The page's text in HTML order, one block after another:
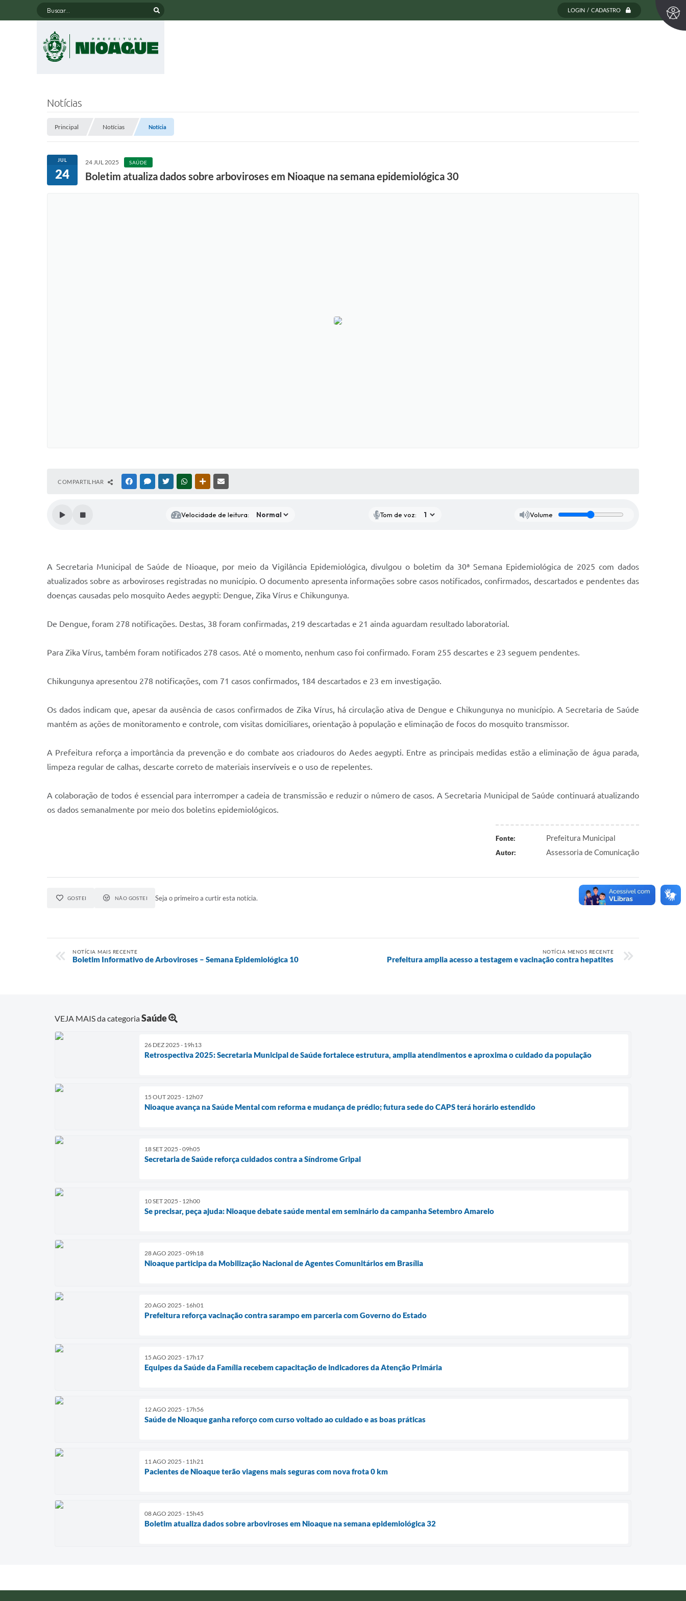
LOGIN / CADASTRO
Buscar...
Notícias
Principal Notícias Notícia
JUL
24
24 JUL 2025 SAÚDE
Boletim atualiza dados sobre arboviroses em Nioaque na semana epidemiológica 30
COMPARTILHAR FACEBOOKMESSENGER
TWITTERWHATSAPPOUTRAS MÍDIAS
Velocidade de leitura: Tom de voz: Volume
A Secretaria Municipal de Saúde de Nioaque, por meio da Vigilância Epidemiológica, divulgou o boletim da 30ª Semana Epidemiológica de 2025 com dados
atualizados sobre as arboviroses registradas no município. O documento apresenta informações sobre casos notificados, confirmados, descartados e pendentes das
doenças causadas pelo mosquito Aedes aegypti: Dengue, Zika Vírus e Chikungunya.
De Dengue, foram 278 notificações. Destas, 38 foram confirmadas, 219 descartadas e 21 ainda aguardam resultado laboratorial.
Para Zika Vírus, também foram notificados 278 casos. Até o momento, nenhum caso foi confirmado. Foram 255 descartes e 23 seguem pendentes.
Chikungunya apresentou 278 notificações, com 71 casos confirmados, 184 descartados e 23 em investigação.
Os dados indicam que, apesar da ausência de casos confirmados de Zika Vírus, há circulação ativa de Dengue e Chikungunya no município. A Secretaria de Saúde
mantém as ações de monitoramento e controle, com visitas domiciliares, orientação à população e eliminação de focos do mosquito transmissor.
A Prefeitura reforça a importância da prevenção e do combate aos criadouros do Aedes aegypti. Entre as principais medidas estão a eliminação de água parada,
limpeza regular de calhas, descarte correto de materiais inservíveis e o uso de repelentes.
A colaboração de todos é essencial para interromper a cadeia de transmissão e reduzir o número de casos. A Secretaria Municipal de Saúde continuará atualizando
os dados semanalmente por meio dos boletins epidemiológicos.
Fonte: Prefeitura Municipal
Autor: Assessoria de Comunicação
GOSTEI NÃO GOSTEI Seja o primeiro a curtir esta notícia.
NOTÍCIA MAIS RECENTE
Boletim Informativo de Arboviroses – Semana Epidemiológica 10
NOTÍCIA MENOS RECENTE
Prefeitura amplia acesso a testagem e vacinação contra hepatites
VEJA MAIS da categoriaSaúde
26 DEZ 2025 - 19h13
Retrospectiva 2025: Secretaria Municipal de Saúde fortalece estrutura, amplia atendimentos e aproxima o cuidado da população
15 OUT 2025 - 12h07
Nioaque avança na Saúde Mental com reforma e mudança de prédio; futura sede do CAPS terá horário estendido
18 SET 2025 - 09h05
Secretaria de Saúde reforça cuidados contra a Síndrome Gripal
10 SET 2025 - 12h00
Se precisar, peça ajuda: Nioaque debate saúde mental em seminário da campanha Setembro Amarelo
28 AGO 2025 - 09h18
Nioaque participa da Mobilização Nacional de Agentes Comunitários em Brasília
20 AGO 2025 - 16h01
Prefeitura reforça vacinação contra sarampo em parceria com Governo do Estado
15 AGO 2025 - 17h17
Equipes da Saúde da Família recebem capacitação de indicadores da Atenção Primária
12 AGO 2025 - 17h56
Saúde de Nioaque ganha reforço com curso voltado ao cuidado e as boas práticas
11 AGO 2025 - 11h21
Pacientes de Nioaque terão viagens mais seguras com nova frota 0 km
08 AGO 2025 - 15h45
Boletim atualiza dados sobre arboviroses em Nioaque na semana epidemiológica 32